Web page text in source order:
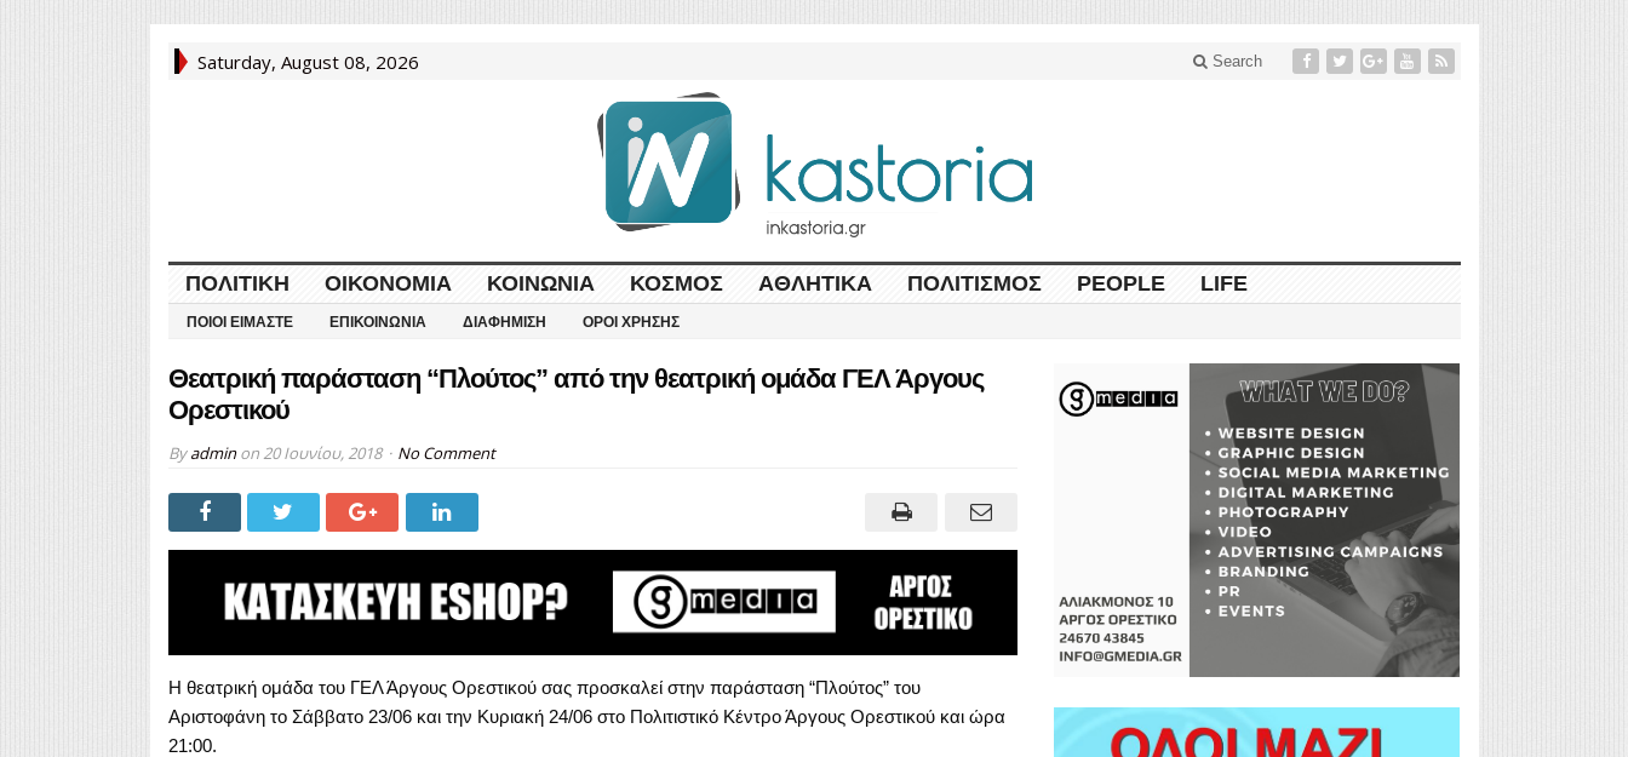
Saturday, August 08, 2026 Search
ΠΟΛΙΤΙΚΉ ΟΙΚΟΝΟΜΊΑ ΚΟΙΝΩΝΊΑ ΚΌΣΜΟΣ ΑΘΛΗΤΙΚΆ ΠΟΛΙΤΙΣΜΌΣ PEOPLE LIFE
ΠΟΙΟΙ ΕΊΜΑΣΤΕ ΕΠΙΚΟΙΝΩΝΊΑ ΔΙΑΦΉΜΙΣΗ ΌΡΟΙ ΧΡΉΣΗΣ
Θεατρική παράσταση “Πλούτος” από την θεατρική ομάδα ΓΕΛ Άργους
Ορεστικού
Byadminon 20 Ιουνίου, 2018 No Comment
Η θεατρική ομάδα του ΓΕΛ Άργους Ορεστικού σας προσκαλεί στην παράσταση “Πλούτος” του
Αριστοφάνη το Σάββατο 23/06 και την Κυριακή 24/06 στο Πολιτιστικό Κέντρο Άργους Ορεστικού και ώρα
21:00.